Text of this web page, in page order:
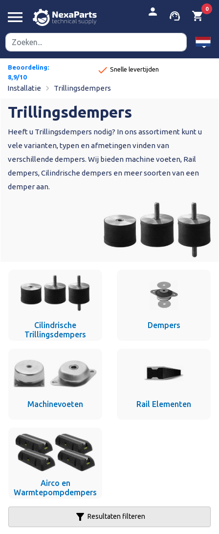
menu person support_agent shopping_cart
0
Beoordeling:
8,9/10
done Snelle levertijden
Installatie navigate_next Trillingsdempers
Cilindrische
Trillingsdempers
Dempers
Machinevoeten Rail Elementen
Airco en
Warmtepompdempers
Trillingsdempers
Heeft u Trillingsdempers nodig? In ons assortiment kunt u
vele varianten, typen en afmetingen vinden van
verschillende dempers. Wij bieden machine voeten, Rail
dempers,Cilindrische dempers en meer soorten van een
demper aan.
filter_alt Resultaten filteren